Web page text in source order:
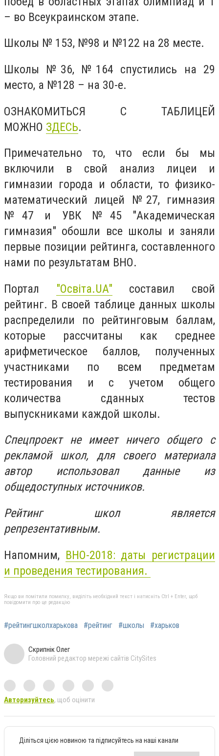
– во Всеукраинском этапе.
Школы № 153, №98 и №122 на 28 месте.
Школы №36, №164 спустились на 29
место, а №128 – на 30-е.
ОЗНАКОМИТЬСЯ С ТАБЛИЦЕЙ
МОЖНО ЗДЕСЬ.
Примечательно то, что если бы мы
включили в свой анализ лицеи и
гимназии города и области, то физико-
математический лицей №27, гимназия
№47 и УВК №45 "Академическая
гимназия" обошли все школы и заняли
первые позиции рейтинга, составленного
нами по результатам ВНО.
Портал "Освіта.UA" составил свой
рейтинг. В своей таблице данных школы
распределили по рейтинговым баллам,
которые рассчитаны как среднее
арифметическое баллов, полученных
участниками по всем предметам
тестирования и с учетом общего
количества сданных тестов
выпускниками каждой школы.
Спецпроект не имеет ничего общего с
рекламой школ, для своего материала
автор использовал данные из
общедоступных источников.
Рейтинг школ является
репрезентативным.
Напомним, ВНО-2018: даты регистрации
и проведения тестирования.
Якщо ви помітили помилку, виділіть необхідний текст і натисніть Ctrl + Enter, щоб
повідомити про це редакцію
#рейтингшколхарькова #рейтинг #школы #харьков
Скрипнік Олег
Головний редактор мережі сайтів CitySites
Авторизуйтесь, щоб оцінити
Діліться цією новиною та підписуйтесь на наші канали